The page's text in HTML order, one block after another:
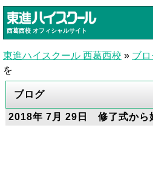
西葛西校 オフィシャルサイト
東進ハイスクール 西葛西校 » ブ
を
ブログ
2018年 7月 29日 修了式から